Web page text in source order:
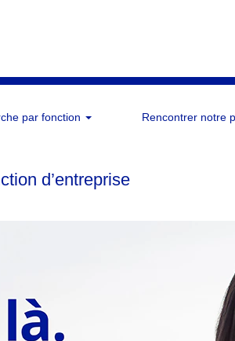
par fonction Rencontrer notre
d’entreprise